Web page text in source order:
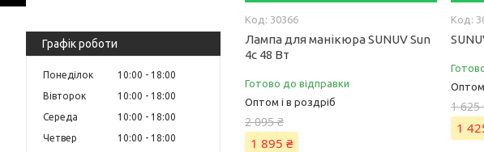
Графік роботи
Понеділок 10:00
18:00
Вівторок
10:00
18:00
Середа
10:00
18:00
Четвер
10:00
18:00
30366
Лампа для манікюра SUNUV Sun
4с 48 Вт
Готово до відправки
Оптом і в роздріб
2 095 ₴
1 895 ₴
Оптом
1 625
1